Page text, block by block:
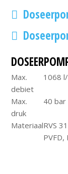
Max.
debiet
1068
Max.
druk
40 bar
MateriaalRVS
PVFD,